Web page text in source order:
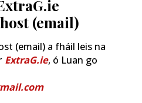
(email)
(email) a fháil leis na
ExtraG.ie, ó Luan go